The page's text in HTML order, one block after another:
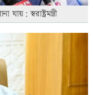
স্বরাষ্ট্রমন্ত্রী